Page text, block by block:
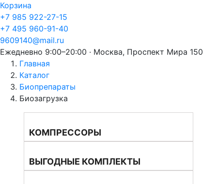
Корзина
+7 985 922-27-15
+7 495 960-91-40
9609140@mail.ru
Ежедневно 9:00–20:00 · Москва, Проспект Мира 150
Главная
Каталог
Биопрепараты
Биозагрузка
КОМПРЕССОРЫ
ВЫГОДНЫЕ КОМПЛЕКТЫ